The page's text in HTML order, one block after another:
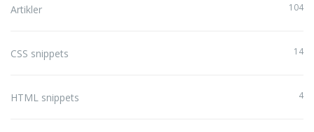
Artikler 104
CSS snippets 14
HTML snippets 4